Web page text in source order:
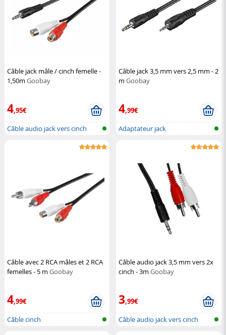
Câble jack mâle / cinch femelle -
1,50m Goobay
4,95€
Câble audio jack vers cinch
Câble jack 3,5 mm vers 2,5 mm - 2
mGoobay
4,99€
Adaptateur jack
Câble avec 2 RCA mâles et 2 RCA
femelles - 5 m Goobay
4,99€
Câble cinch
Câble audio jack 3,5 mm vers 2x
cinch - 3mGoobay
3,99€
Câble audio jack vers cinch